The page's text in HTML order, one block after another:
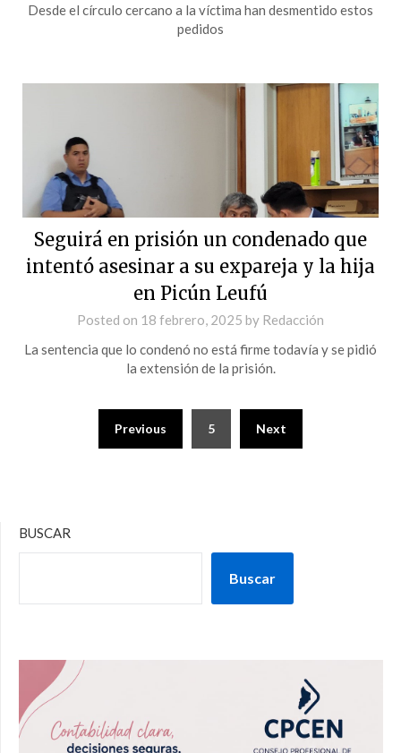
Desde el círculo cercano a la víctima han desmentido estos
pedidos
Seguirá en prisión un condenado que
intentó asesinar a su expareja y la hija
en Picún Leufú
Posted on 18 febrero, 2025 by Redacción
La sentencia que lo condenó no está firme todavía y se pidió
la extensión de la prisión.
Previous 5 Next
BUSCAR
Buscar